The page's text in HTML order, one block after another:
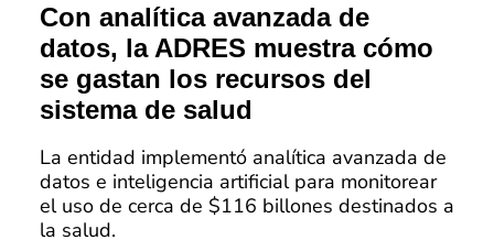
Con analítica avanzada de
datos, la ADRES muestra cómo
se gastan los recursos del
sistema de salud
La entidad implementó analítica avanzada de
datos e inteligencia artificial para monitorear
el uso de cerca de $116 billones destinados a
la salud.